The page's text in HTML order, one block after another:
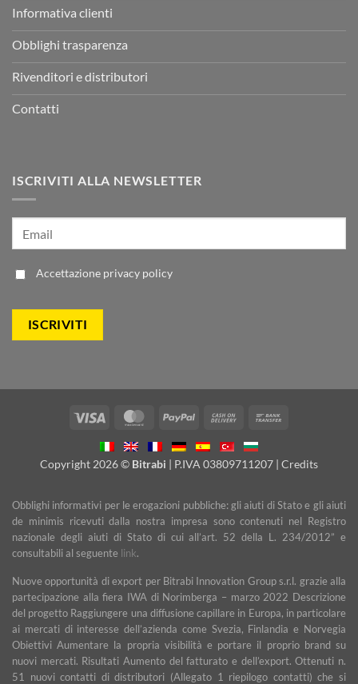
Informativa clienti
Obblighi trasparenza
Rivenditori e distributori
Contatti
ISCRIVITI ALLA NEWSLETTER
Accettazione privacy policy
Visa MasterCardPayPal
Cash
Delivery
Copyright 2026 © Bitrabi | P.IVA 03809711207 | Credits
Obblighi informativi per le erogazioni pubbliche: gli aiuti di Stato e gli aiuti
de minimis ricevuti dalla nostra impresa sono contenuti nel Registro
nazionale degli aiuti di Stato di cui all’art. 52 della L. 234/2012” e
consultabili al seguente link.
Nuove opportunità di export per Bitrabi Innovation Group s.r.l. grazie alla
partecipazione alla fiera IWA di Norimberga – marzo 2022 Descrizione
del progetto Raggiungere una diffusione capillare in Europa, in particolare
ai mercati di interesse dell’azienda come Svezia, Finlandia e Norvegia
Obiettivi Aumentare la propria visibilità e portare il proprio brand su
nuovi mercati. Risultati Aumento del fatturato e dell’export. Ottenuti n.
51 nuovi contatti di distributori (Allegato 1 riepilogo contatti) che si